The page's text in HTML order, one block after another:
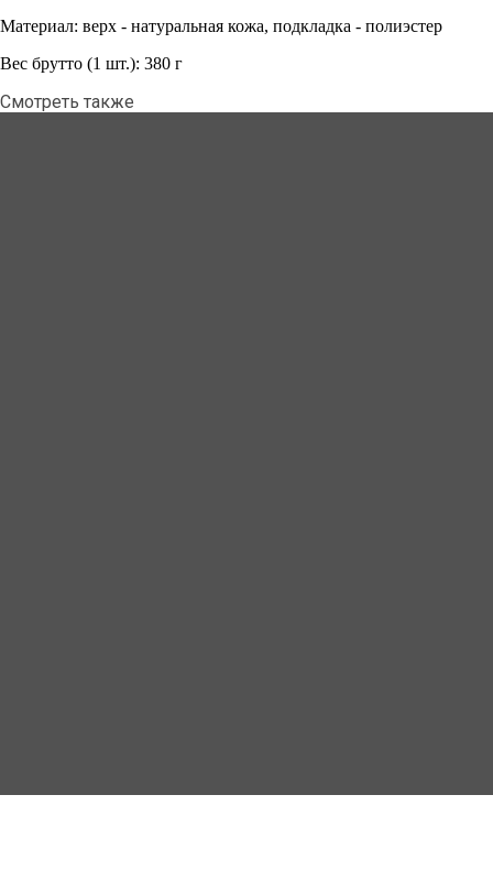
Материал: верх - натуральная кожа, подкладка - полиэстер
Вес брутто (1 шт.): 380 г
Смотреть также